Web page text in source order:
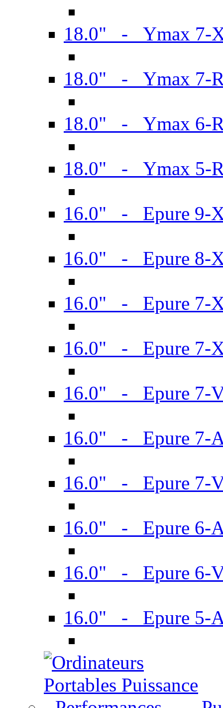
18.0" - Ymax 7-
18.0" - Ymax 7-
18.0" - Ymax 6-
18.0" - Ymax 5-
16.0" - Epure 9-
16.0" - Epure 8-
16.0" - Epure 7-
16.0" - Epure 7-
16.0" - Epure 7-
16.0" - Epure 7-
16.0" - Epure 7-
16.0" - Epure 6-
16.0" - Epure 6-
16.0" - Epure 5-